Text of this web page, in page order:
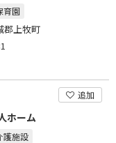
福祉施設
育園
郡上牧町
追加
ホーム
護施設